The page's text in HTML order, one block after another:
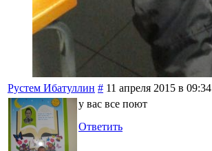
Рустем Ибатуллин # 11 апреля 2015 в 09:34
у вас все поют
Ответить